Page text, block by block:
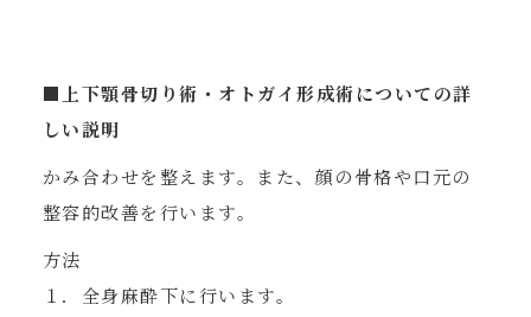
■上下顎骨切り術・オトガイ形成術についての詳
しい説明
かみ合わせを整えます。また、顔の骨格や口元の
整容的改善を行います。
方法
１．全身麻酔下に行います。